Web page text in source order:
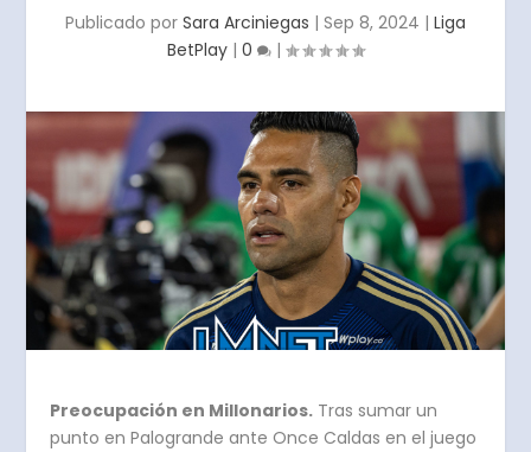
Publicado por Sara Arciniegas | Sep 8, 2024 | Liga
BetPlay | 0 |
Preocupación en Millonarios. Tras sumar un
punto en Palogrande ante Once Caldas en el juego